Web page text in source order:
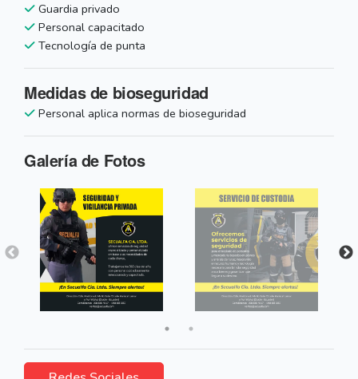
Guardia privado
Personal capacitado
Tecnología de punta
Medidas de bioseguridad
Personal aplica normas de bioseguridad
Galería de Fotos